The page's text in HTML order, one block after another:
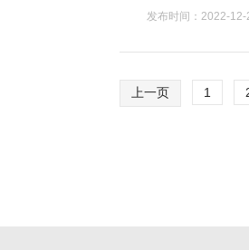
发布时间：2022-12-
上一页 1